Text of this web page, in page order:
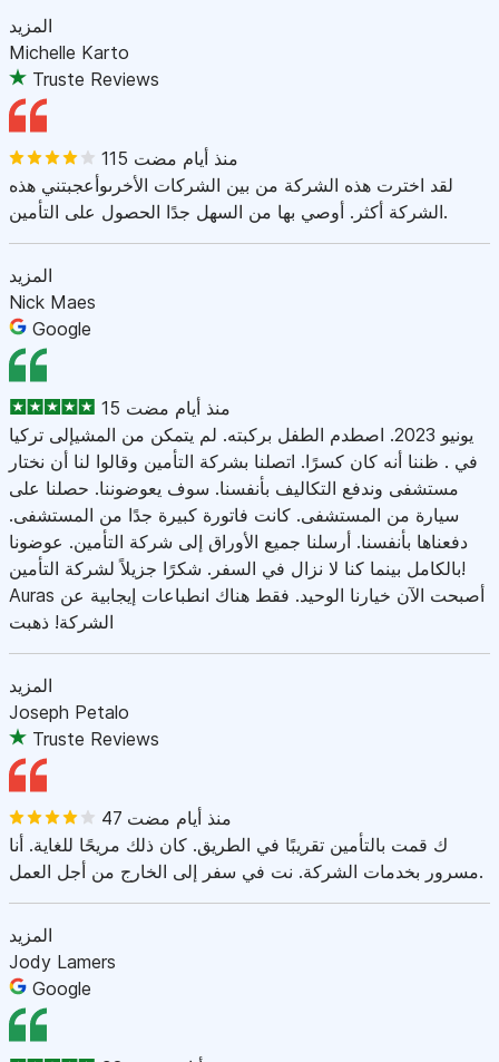
المزيد
Michelle Karto
Truste Reviews
115 منذ أيام مضت
لقد اخترت هذه الشركة من بين الشركات الأخرىوأعجبتني هذه
الشركة أكثر. أوصي بها من السهل جدًا الحصول على التأمين.
المزيد
Nick Maes
Google
15 منذ أيام مضت
يونيو 2023. اصطدم الطفل بركبته. لم يتمكن من المشيإلى تركيا
في . ظننا أنه كان كسرًا. اتصلنا بشركة التأمين وقالوا لنا أن نختار
مستشفى وندفع التكاليف بأنفسنا. سوف يعوضوننا. حصلنا على
سيارة من المستشفى. كانت فاتورة كبيرة جدًا من المستشفى.
دفعناها بأنفسنا. أرسلنا جميع الأوراق إلى شركة التأمين. عوضونا
بالكامل بينما كنا لا نزال في السفر. شكرًا جزيلاً لشركة التأمين!
Auras أصبحت الآن خيارنا الوحيد. فقط هناك انطباعات إيجابية عن
الشركة! ذهبت
المزيد
Joseph Petalo
Truste Reviews
47 منذ أيام مضت
ك قمت بالتأمين تقريبًا في الطريق. كان ذلك مريحًا للغاية. أنا
مسرور بخدمات الشركة. نت في سفر إلى الخارج من أجل العمل.
المزيد
Jody Lamers
Google